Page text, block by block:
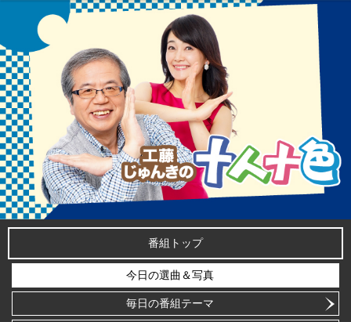
番組トップ
今日の選曲＆写真
毎日の番組テーマ